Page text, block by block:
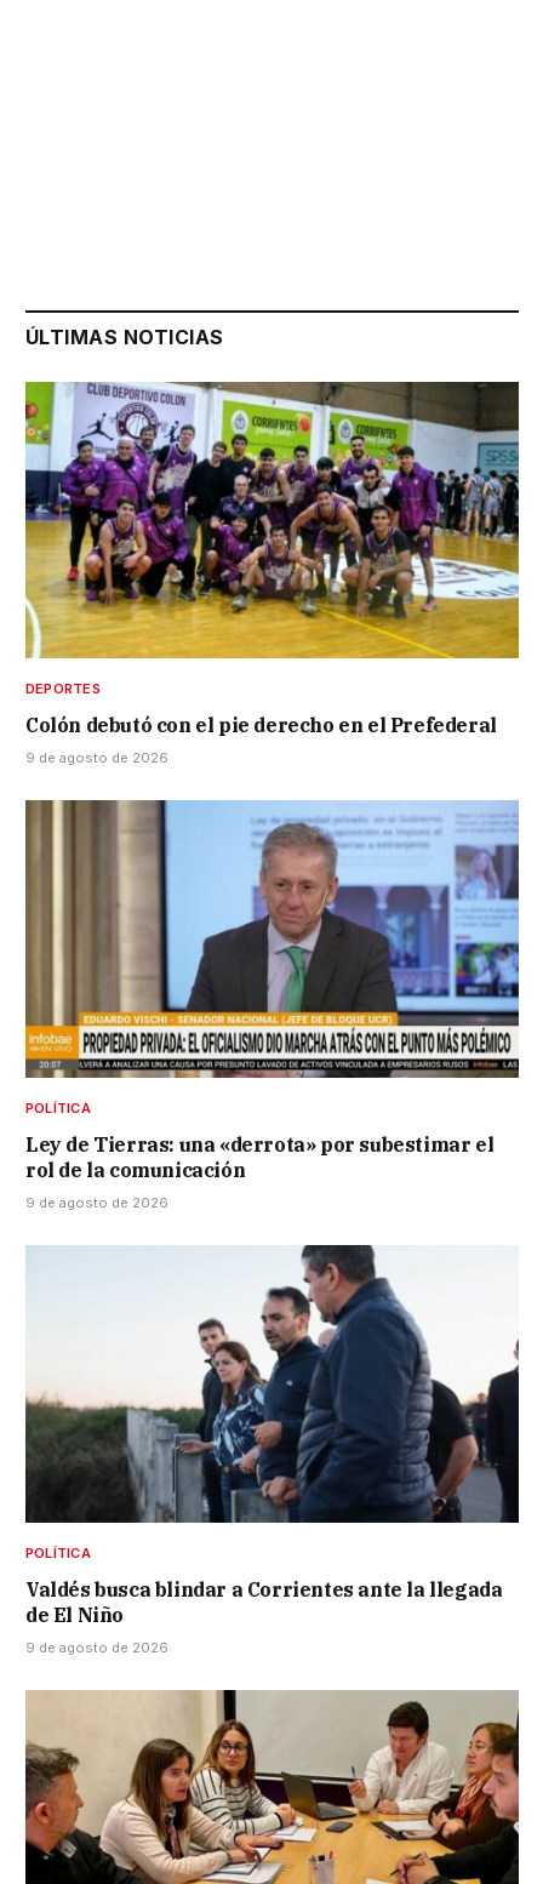
ÚLTIMAS NOTICIAS
DEPORTES
Colón debutó con el pie derecho en el Prefederal
9 de agosto de 2026
POLÍTICA
Ley de Tierras: una «derrota» por subestimar el
rol de la comunicación
9 de agosto de 2026
POLÍTICA
Valdés busca blindar a Corrientes ante la llegada
de El Niño
9 de agosto de 2026